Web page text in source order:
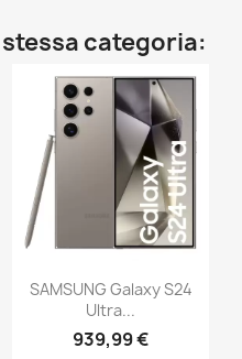
categoria:
SAMSUNG Galaxy S24
Ultra...
939,99 €